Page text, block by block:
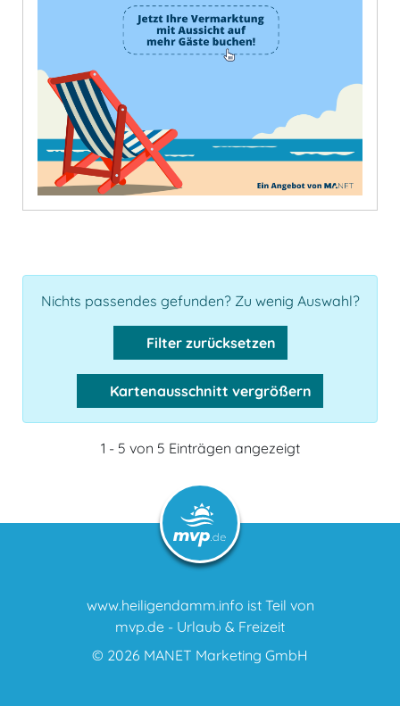
Nichts passendes gefunden? Zu wenig Auswahl?
Filter zurücksetzen
Kartenausschnitt vergrößern
1 - 5 von 5 Einträgen angezeigt
www.heiligendamm.info ist Teil von
mvp.de - Urlaub & Freizeit
© 2026 MANET Marketing GmbH